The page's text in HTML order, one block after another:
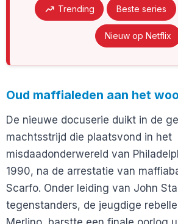
Trending Beste series
Nieuw op Netflix
Oud maffialeden aan het
De nieuwe docuserie duikt in de
machtsstrijd die plaatsvond in het
misdaadonderwereld van
1990, na de arrestatie van
Scarfo. Onder leiding van John
tegenstanders, de jeugdige